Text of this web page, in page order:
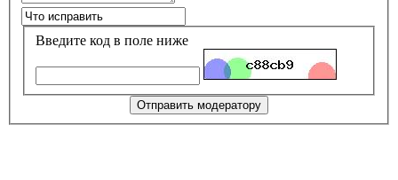
Введите код в поле ниже
Отправить модератору